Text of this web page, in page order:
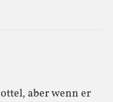
aber wenn er